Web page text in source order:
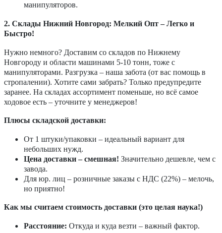
манипуляторов.
2. Склады Нижний Новгород: Мелкий Опт – Легко и
Быстро!
Нужно немного? Доставим со складов по Нижнему
Новгороду и области машинами 5-10 тонн, тоже с
манипуляторами. Разгрузка – наша забота (от вас помощь в
стропалении). Хотите сами забрать? Только предупредите
заранее. На складах ассортимент поменьше, но всё самое
ходовое есть – уточните у менеджеров!
Плюсы складской доставки:
От 1 штуки/упаковки – идеальный вариант для
небольших нужд.
Цена доставки – смешная! Значительно дешевле, чем с
завода.
Для юр. лиц – розничные заказы с НДС (22%) – мелочь,
но приятно!
Как мы считаем стоимость доставки (это целая наука!)
Расстояние: Откуда и куда везти – важный фактор.